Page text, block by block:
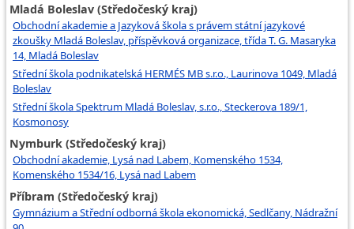
Mladá Boleslav (Středočeský kraj)
Obchodní akademie a Jazyková škola s právem státní jazykové
zkoušky Mladá Boleslav, příspěvková organizace, třída T. G. Masaryka
14, Mladá Boleslav
Střední škola podnikatelská HERMÉS MB s.r.o., Laurinova 1049, Mladá
Boleslav
Střední škola Spektrum Mladá Boleslav, s.r.o., Steckerova 189/1,
Kosmonosy
Nymburk (Středočeský kraj)
Obchodní akademie, Lysá nad Labem, Komenského 1534,
Komenského 1534/16, Lysá nad Labem
Příbram (Středočeský kraj)
Gymnázium a Střední odborná škola ekonomická, Sedlčany, Nádražní